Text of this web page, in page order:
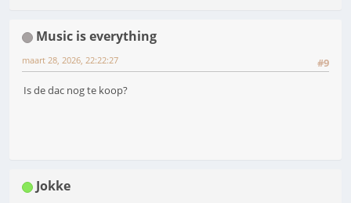
Music is everything
#9
maart 28, 2026, 22:22:27
Is de dac nog te koop?
Jokke